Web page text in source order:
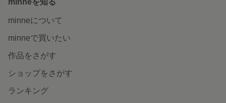
minneについて
minneで買いたい
作品をさがす
ショップをさがす
ランキング